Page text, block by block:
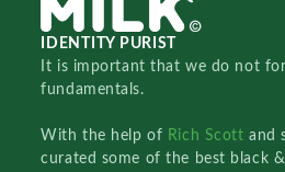
IDENTITY PURIST
It is important that we do not
fundamentals.
With the help of Rich Scottand
curated some of the best black